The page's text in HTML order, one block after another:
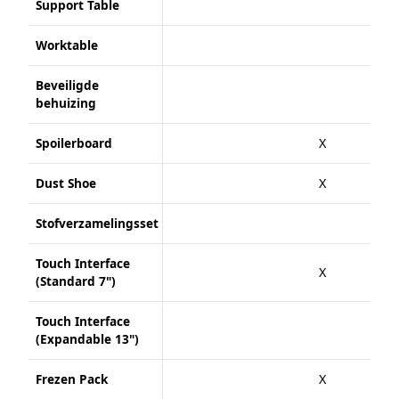
Support Table
Worktable
Beveiligde
behuizing
Spoilerboard X
Dust Shoe X
Stofverzamelingsset
Touch Interface
(Standard 7")
X
Touch Interface
(Expandable 13")
Frezen Pack X